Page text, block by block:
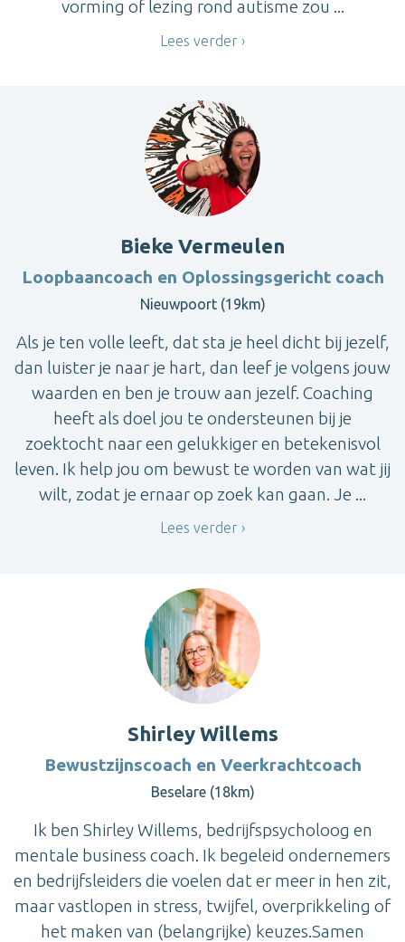
vorming of lezing rond autisme zou ...
Lees verder
Bieke Vermeulen
Loopbaancoach en Oplossingsgericht coach
Nieuwpoort (19km)
Als je ten volle leeft, dat sta je heel dicht bij jezelf,
dan luister je naar je hart, dan leef je volgens jouw
waarden en ben je trouw aan jezelf. Coaching
heeft als doel jou te ondersteunen bij je
zoektocht naar een gelukkiger en betekenisvol
leven. Ik help jou om bewust te worden van wat jij
wilt, zodat je ernaar op zoek kan gaan. Je ...
Lees verder
Shirley Willems
Bewustzijnscoach en Veerkrachtcoach
Beselare (18km)
Ik ben Shirley Willems, bedrijfspsycholoog en
mentale business coach. Ik begeleid ondernemers
en bedrijfsleiders die voelen dat er meer in hen zit,
maar vastlopen in stress, twijfel, overprikkeling of
het maken van (belangrijke) keuzes.Samen